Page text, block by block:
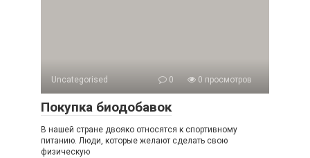
Uncategorised 0 0 просмотров
Покупка биодобавок
В нашей стране двояко относятся к спортивному
питанию. Люди, которые желают сделать свою
физическую